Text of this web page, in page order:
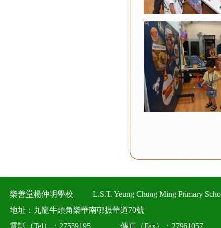
樂善堂楊仲明學校
L.S.T. Yeung Chung Ming Primary
地址：九龍牛頭角樂華南邨振華道70號
電話（Tel）：27559195
傳真（Fax）：27961057